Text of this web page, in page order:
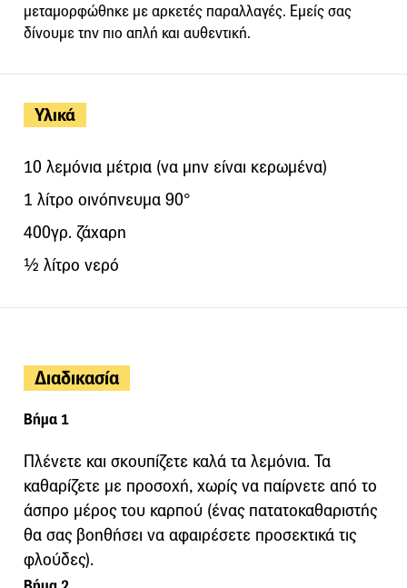
Υλικά
10 λεμόνια μέτρια (να μην είναι κερωμένα)
1 λίτρο οινόπνευμα 90°
400γρ. ζάχαρη
½ λίτρο νερό
μεταμορφώθηκε με αρκετές παραλλαγές. Εμείς σας
δίνουμε την πιο απλή και αυθεντική.
Διαδικασία
Βήμα 1
Πλένετε και σκουπίζετε καλά τα λεμόνια. Τα
καθαρίζετε με προσοχή, χωρίς να παίρνετε από το
άσπρο μέρος του καρπού (ένας πατατοκαθαριστής
θα σας βοηθήσει να αφαιρέσετε προσεκτικά τις
φλούδες).